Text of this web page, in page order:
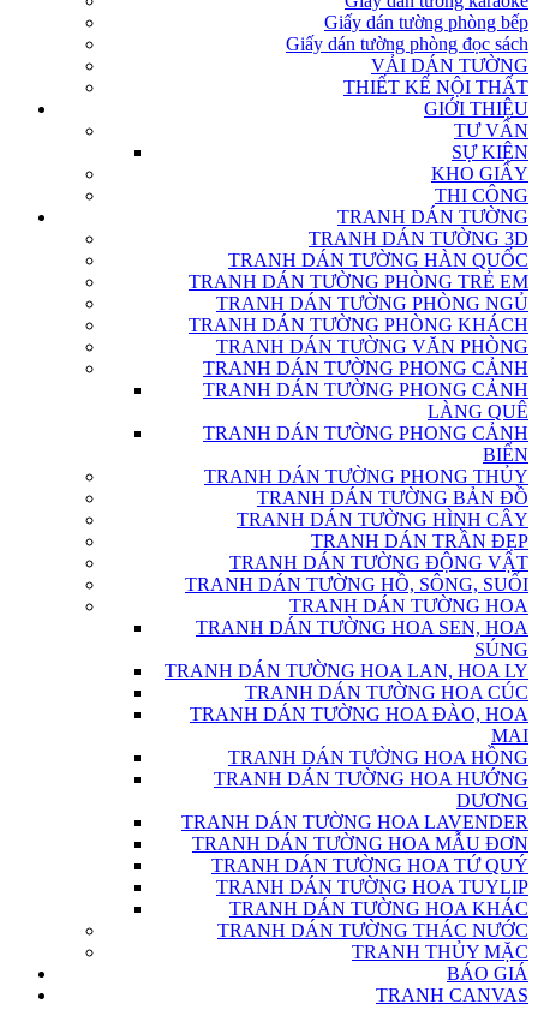
Giấy dán tường phòng bếp
Giấy dán tường phòng đọc sách
VẢI DÁN TƯỜNG
THIẾT KẾ NỘI THẤT
GIỚI THIỆU
TƯ VẤN
SỰ KIỆN
KHO GIẤY
THI CÔNG
TRANH DÁN TƯỜNG
TRANH DÁN TƯỜNG 3D
TRANH DÁN TƯỜNG HÀN QUỐC
TRANH DÁN TƯỜNG PHÒNG TRẺ EM
TRANH DÁN TƯỜNG PHÒNG NGỦ
TRANH DÁN TƯỜNG PHÒNG KHÁCH
TRANH DÁN TƯỜNG VĂN PHÒNG
TRANH DÁN TƯỜNG PHONG CẢNH
TRANH DÁN TƯỜNG PHONG CẢNH
LÀNG QUÊ
TRANH DÁN TƯỜNG PHONG CẢNH
BIỂN
TRANH DÁN TƯỜNG PHONG THỦY
TRANH DÁN TƯỜNG BẢN ĐỒ
TRANH DÁN TƯỜNG HÌNH CÂY
TRANH DÁN TRẦN ĐẸP
TRANH DÁN TƯỜNG ĐỘNG VẬT
TRANH DÁN TƯỜNG HỒ, SÔNG, SUỐI
TRANH DÁN TƯỜNG HOA
TRANH DÁN TƯỜNG HOA SEN, HOA
SÚNG
TRANH DÁN TƯỜNG HOA LAN, HOA LY
TRANH DÁN TƯỜNG HOA CÚC
TRANH DÁN TƯỜNG HOA ĐÀO, HOA
MAI
TRANH DÁN TƯỜNG HOA HỒNG
TRANH DÁN TƯỜNG HOA HƯỚNG
DƯƠNG
TRANH DÁN TƯỜNG HOA LAVENDER
TRANH DÁN TƯỜNG HOA MẪU ĐƠN
TRANH DÁN TƯỜNG HOA TỨ QUÝ
TRANH DÁN TƯỜNG HOA TUYLIP
TRANH DÁN TƯỜNG HOA KHÁC
TRANH DÁN TƯỜNG THÁC NƯỚC
TRANH THỦY MẶC
BÁO GIÁ
TRANH CANVAS